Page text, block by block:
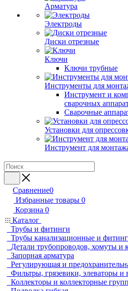
Арматура
Электроды
Диски отрезные
Ключи
Ключи трубные
Инструменты для
Инструмент и
сварочных
Сварочные
Установки для
Инструмент для
Сравнение0
Избранные товары 0
Корзина 0
Каталог
Трубы и фитинги
Трубы канализационные и
Детали трубопроводов, хомуты и
Запорная арматура
Регулирующая и
Фильтры, грязевики, элеваторы и
Коллекторы и коллекторные